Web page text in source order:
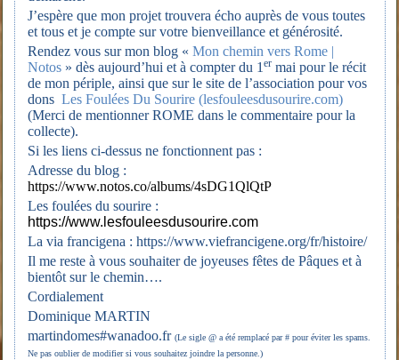
J’espère que mon projet trouvera écho auprès de vous toutes
et tous et je compte sur votre bienveillance et générosité.
Rendez vous sur mon blog « Mon chemin vers Rome |
Notos» dès aujourd’hui et à compter du 1 ermai pour le récit
de mon périple, ainsi que sur le site de l’association pour vos
dons Les Foulées Du Sourire (lesfouleesdusourire.com)
(Merci de mentionner ROME dans le commentaire pour la
collecte).
Si les liens ci-dessus ne fonctionnent pas :
Adresse du blog :
https://www.notos.co/albums/4sDG1QlQtP
Les foulées du sourire :
https://www.lesfouleesdusourire.com
La via francigena : https://www.viefrancigene.org/fr/histoire/
Il me reste à vous souhaiter de joyeuses fêtes de Pâques et à
bientôt sur le chemin….
Cordialement
Dominique MARTIN
martindomes#wanadoo.fr (Le sigle @ a été remplacé par # pour éviter les spams.
Ne pas oublier de modifier si vous souhaitez joindre la personne.)